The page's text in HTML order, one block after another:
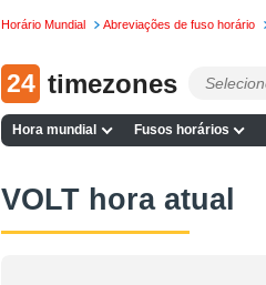
Horário Mundial Abreviações de fuso horário
24 timezones
Hora mundial Fusos horários
VOLT hora atual